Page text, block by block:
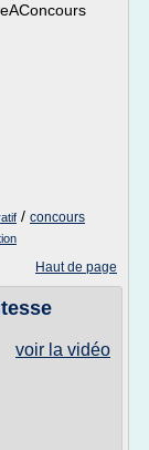
/ concours
Haut de page
voir la vidéo